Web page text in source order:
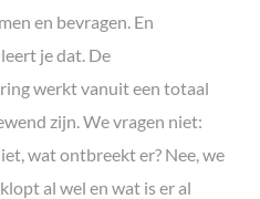
en bevragen. En
je dat. De
werkt vanuit een totaal
zijn. We vragen niet:
wat ontbreekt er? Nee, we
al wel en wat is er al